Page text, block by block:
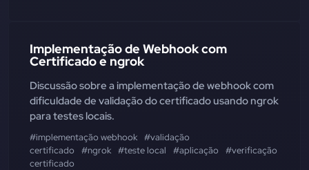
Implementação de Webhook com
Certificado e ngrok
Discussão sobre a implementação de webhook com
dificuldade de validação do certificado usando ngrok
para testes locais.
#implementação webhook #validação
certificado
#ngrok #teste local #aplicação
#verificação
certificado